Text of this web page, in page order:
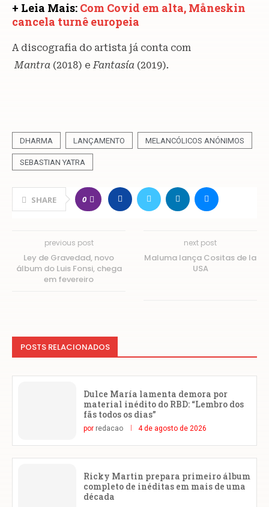
+ Leia Mais: Com Covid em alta, Måneskin
cancela turnê europeia
A discografia do artista já conta com
Mantra (2018) eFantasía (2019).
DHARMA LANÇAMENTO MELANCÓLICOS ANÓNIMOS
SEBASTIAN YATRA
SHARE 0
previous post
Ley de Gravedad, novo
álbum do Luis Fonsi, chega
em fevereiro
next post
Maluma lança Cositas de la
USA
POSTS RELACIONADOS
Dulce María lamenta demora por
material inédito do RBD: “Lembro dos
fãs todos os dias”
por redacao 4 de agosto de 2026
Ricky Martin prepara primeiro álbum
completo de inéditas em mais de uma
década